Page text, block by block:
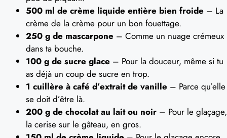
500 ml de crème liquide entière bien froide – La
crème de la crème pour un bon fouettage.
250 g de mascarpone – Comme un nuage crémeux
dans ta bouche.
100 g de sucre glace – Pour la douceur, même si tu
as déjà un coup de sucre en trop.
1 cuillère à café d’extrait de vanille – Parce qu’elle
se doit d’être là.
200 g de chocolat au lait ou noir – Pour le glaçage,
la cerise sur le gâteau, en gros.